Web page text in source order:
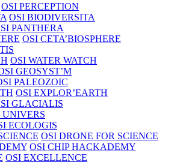
OSI PERCEPTION
OSI BIODIVERSITA
PANTHERA
OSI CETA’BIOSPHERE
OSI WATER WATCH
GEOSYST’M
PALEOZOIC
OSI EXPLOR’EARTH
GLACIALIS
UNIVERS
ECOLOGIS
OSI DRONE FOR SCIENCE
OSI CHIP HACKADEMY
OSI EXCELLENCE